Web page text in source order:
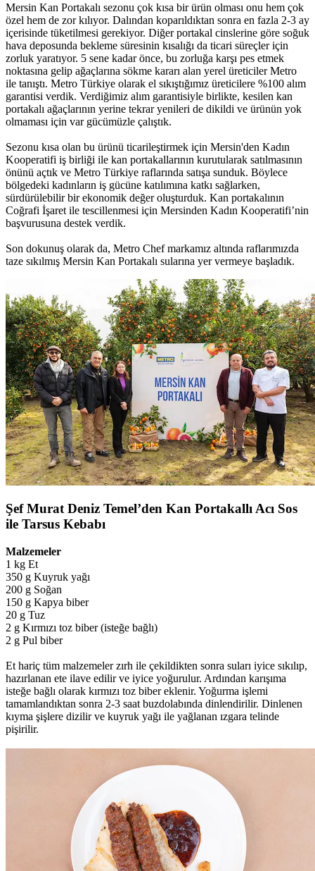
Mersin Kan Portakalı sezonu çok kısa bir ürün olması onu hem çok
özel hem de zor kılıyor. Dalından koparıldıktan sonra en fazla 2-3 ay
içerisinde tüketilmesi gerekiyor. Diğer portakal cinslerine göre soğuk
hava deposunda bekleme süresinin kısalığı da ticari süreçler için
zorluk yaratıyor. 5 sene kadar önce, bu zorluğa karşı pes etmek
noktasına gelip ağaçlarına sökme kararı alan yerel üreticiler Metro
ile tanıştı. Metro Türkiye olarak el sıkıştığımız üreticilere %100 alım
garantisi verdik. Verdiğimiz alım garantisiyle birlikte, kesilen kan
portakalı ağaçlarının yerine tekrar yenileri de dikildi ve ürünün yok
olmaması için var gücümüzle çalıştık.
Sezonu kısa olan bu ürünü ticarileştirmek için Mersin'den Kadın
Kooperatifi iş birliği ile kan portakallarının kurutularak satılmasının
önünü açtık ve Metro Türkiye raflarında satışa sunduk. Böylece
bölgedeki kadınların iş gücüne katılımına katkı sağlarken,
sürdürülebilir bir ekonomik değer oluşturduk. Kan portakalının
Coğrafi İşaret ile tescillenmesi için Mersinden Kadın Kooperatifi’nin
başvurusuna destek verdik.
Son dokunuş olarak da, Metro Chef markamız altında raflarımızda
taze sıkılmış Mersin Kan Portakalı sularına yer vermeye başladık.
Şef Murat Deniz Temel’den Kan Portakallı Acı Sos
ile Tarsus Kebabı
Malzemeler
1 kg Et
350 g Kuyruk yağı
200 g Soğan
150 g Kapya biber
20 g Tuz
2 g Kırmızı toz biber (isteğe bağlı)
2 g Pul biber
Et hariç tüm malzemeler zırh ile çekildikten sonra suları iyice sıkılıp,
hazırlanan ete ilave edilir ve iyice yoğurulur. Ardından karışıma
isteğe bağlı olarak kırmızı toz biber eklenir. Yoğurma işlemi
tamamlandıktan sonra 2-3 saat buzdolabında dinlendirilir. Dinlenen
kıyma şişlere dizilir ve kuyruk yağı ile yağlanan ızgara telinde
pişirilir.